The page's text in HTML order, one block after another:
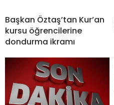
Başkan Öztaş’tan Kur’an
kursu öğrencilerine
dondurma ikramı